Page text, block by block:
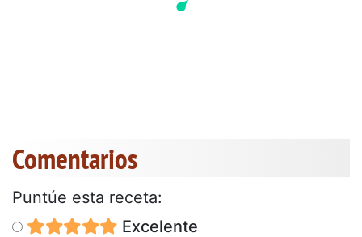
Comentarios
Puntúe esta receta:
Excelente